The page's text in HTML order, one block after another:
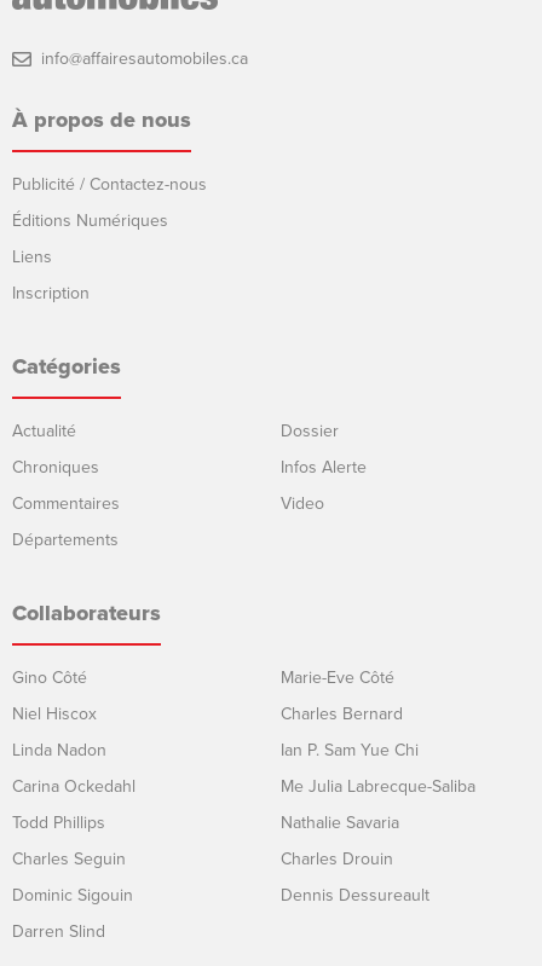
info@affairesautomobiles.ca
À propos de nous
Publicité / Contactez-nous
Éditions Numériques
Liens
Inscription
Catégories
Actualité
Chroniques
Commentaires
Départements
Dossier
Infos Alerte
Video
Collaborateurs
Gino Côté
Niel Hiscox
Linda Nadon
Carina Ockedahl
Todd Phillips
Charles Seguin
Dominic Sigouin
Darren Slind
Marie-Eve Côté
Charles Bernard
Ian P. Sam Yue Chi
Me Julia Labrecque-Saliba
Nathalie Savaria
Charles Drouin
Dennis Dessureault